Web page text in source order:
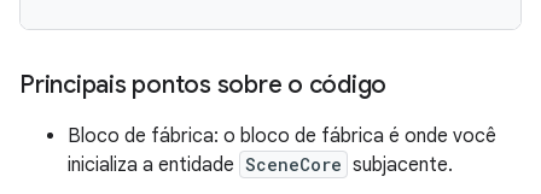
Principais pontos sobre o código
Bloco de fábrica: o bloco de fábrica é onde você
inicializa a entidade SceneCore subjacente.